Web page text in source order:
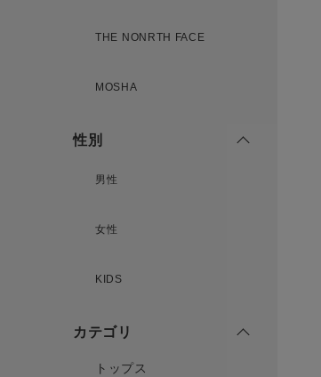
新規会員登録
THE NONRTH FACE
MOSHA
性別
男性
女性
KIDS
カテゴリ
トップス